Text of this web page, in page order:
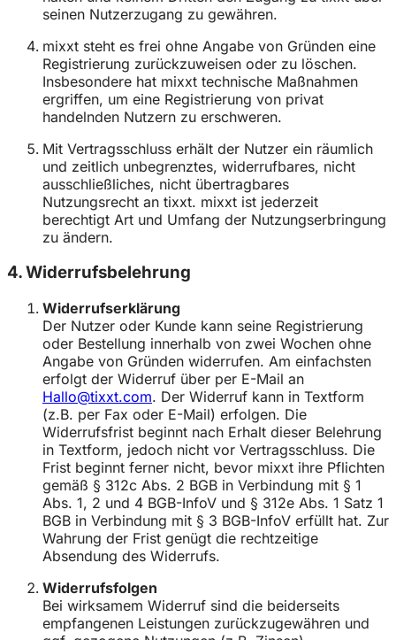
seinen Nutzerzugang zu gewähren.
mixxt steht es frei ohne Angabe von Gründen eine
Registrierung zurückzuweisen oder zu löschen.
Insbesondere hat mixxt technische Maßnahmen
ergriffen, um eine Registrierung von privat
handelnden Nutzern zu erschweren.
Mit Vertragsschluss erhält der Nutzer ein räumlich
und zeitlich unbegrenztes, widerrufbares, nicht
ausschließliches, nicht übertragbares
Nutzungsrecht an tixxt. mixxt ist jederzeit
berechtigt Art und Umfang der Nutzungserbringung
zu ändern.
4. Widerrufsbelehrung
Widerrufserklärung
Der Nutzer oder Kunde kann seine Registrierung
oder Bestellung innerhalb von zwei Wochen ohne
Angabe von Gründen widerrufen. Am einfachsten
erfolgt der Widerruf über per E-Mail an
Hallo@tixxt.com. Der Widerruf kann in Textform
(z.B. per Fax oder E-Mail) erfolgen. Die
Widerrufsfrist beginnt nach Erhalt dieser Belehrung
in Textform, jedoch nicht vor Vertragsschluss. Die
Frist beginnt ferner nicht, bevor mixxt ihre Pflichten
gemäß § 312c Abs. 2 BGB in Verbindung mit § 1
Abs. 1, 2 und 4 BGB-InfoV und § 312e Abs. 1 Satz 1
BGB in Verbindung mit § 3 BGB-InfoV erfüllt hat. Zur
Wahrung der Frist genügt die rechtzeitige
Absendung des Widerrufs.
Widerrufsfolgen
Bei wirksamem Widerruf sind die beiderseits
empfangenen Leistungen zurückzugewähren und